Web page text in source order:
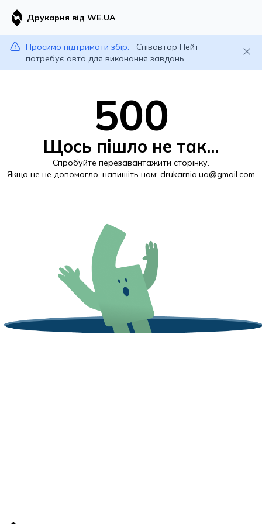
Друкарня від WE.UA
Просимо підтримати збір:
Співавтор Нейт
потребує авто для виконання завдань
500
Щось пішло не так...
Спробуйте перезавантажити сторінку.
Якщо це не допомогло, напишіть нам: drukarnia.ua@gmail.com